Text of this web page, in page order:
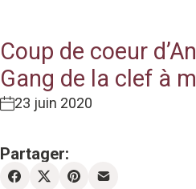
Coup de coeur
Gang de la clef à
23 juin 2020
Partager: